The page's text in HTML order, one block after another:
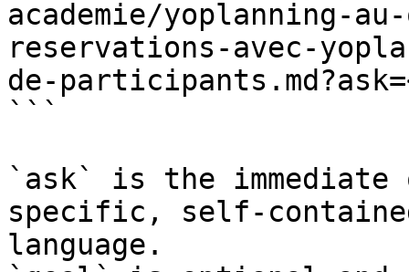
academie/yoplanning-
reservations-avec-
de-
```
`ask` is the
specific, self-
language.